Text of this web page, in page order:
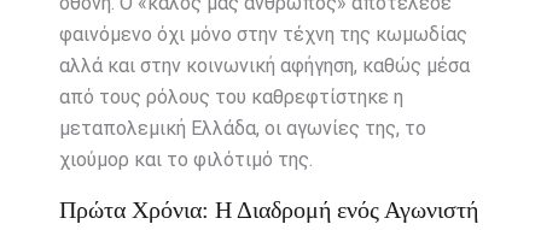
φαινόμενο όχι μόνο στην τέχνη της κωμωδίας
αλλά και στην κοινωνική αφήγηση, καθώς μέσα
από τους ρόλους του καθρεφτίστηκε η
μεταπολεμική Ελλάδα, οι αγωνίες της, το
χιούμορ και το φιλότιμό της.
Πρώτα Χρόνια: Η Διαδρομή ενός Αγωνιστή